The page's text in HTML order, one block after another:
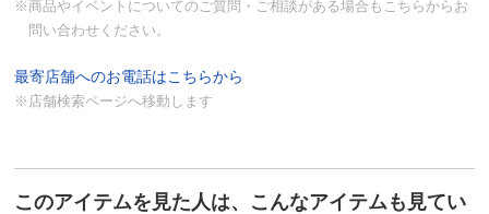
※商品やイベントについてのご質問・ご相談がある場合もこちらからお
問い合わせください。
最寄店舗へのお電話はこちらから
※店舗検索ページへ移動します
このアイテムを見た人は、こんなアイテムも見てい